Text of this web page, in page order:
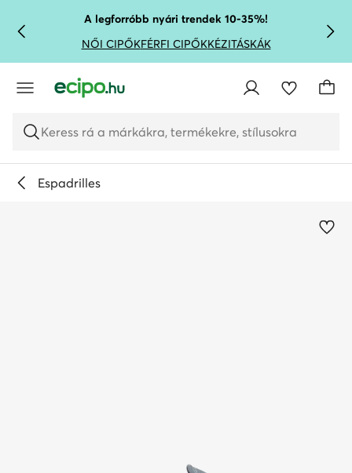
UGRÁS A FŐ TARTALOMRA
UGRÁS A KERESÉSHEZA legforróbb nyári trendek 10-35%!
NŐI CIPŐKFÉRFI CIPŐKKÉZITÁSKÁK
Keress rá a márkákra, termékekre, stílusokra
Espadrilles